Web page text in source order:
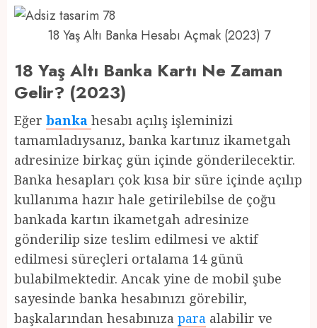
18 Yaş Altı Banka Hesabı Açmak (2023) 7
18 Yaş Altı Banka Kartı Ne Zaman
Gelir? (2023)
Eğer banka hesabı açılış işleminizi
tamamladıysanız, banka kartınız ikametgah
adresinize birkaç gün içinde gönderilecektir.
Banka hesapları çok kısa bir süre içinde açılıp
kullanıma hazır hale getirilebilse de çoğu
bankada kartın ikametgah adresinize
gönderilip size teslim edilmesi ve aktif
edilmesi süreçleri ortalama 14 günü
bulabilmektedir. Ancak yine de mobil şube
sayesinde banka hesabınızı görebilir,
başkalarından hesabınıza para alabilir ve